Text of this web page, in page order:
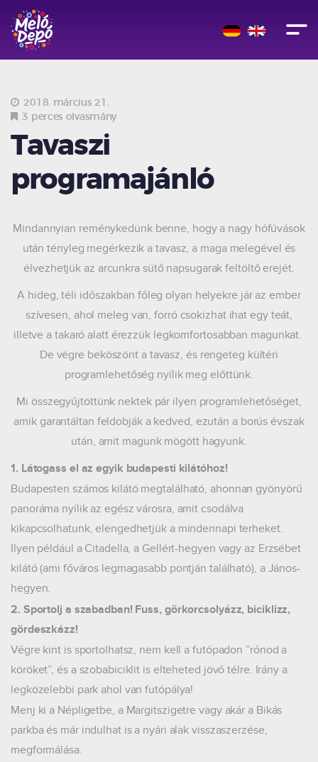
2018. március 21.
3 perces olvasmány
Tavaszi
programajánló
Mindannyian reménykedünk benne, hogy a nagy hófúvások
után tényleg megérkezik a tavasz, a maga melegével és
élvezhetjük az arcunkra sütő napsugarak feltöltő erejét.
A hideg, téli időszakban főleg olyan helyekre jár az ember
szívesen, ahol meleg van, forró csokizhat ihat egy teát,
illetve a takaró alatt érezzük legkomfortosabban magunkat.
De végre beköszönt a tavasz, és rengeteg kültéri
programlehetőség nyílik meg előttünk.
Mi összegyűjtöttünk nektek pár ilyen programlehetőséget,
amik garantáltan feldobják a kedved, ezután a borús évszak
után, amit magunk mögött hagyunk.
1. Látogass el az egyik budapesti kilátóhoz!
Budapesten számos kilátó megtalálható, ahonnan gyönyörű
panoráma nyílik az egész városra, amit csodálva
kikapcsolhatunk, elengedhetjük a mindennapi terheket.
Ilyen például a Citadella, a Gellért-hegyen vagy az Erzsébet
kilátó (ami főváros legmagasabb pontján található), a János-
hegyen.
2. Sportolj a szabadban! Fuss, görkorcsolyázz, biciklizz,
gördeszkázz!
Végre kint is sportolhatsz, nem kell a futópadon ”rónod a
köröket”, és a szobabiciklit is elteheted jövő télre. Irány a
legközelebbi park ahol van futópálya!
Menj ki a Népligetbe, a Margitszigetre vagy akár a Bikás
parkba és már indulhat is a nyári alak visszaszerzése,
megformálása.